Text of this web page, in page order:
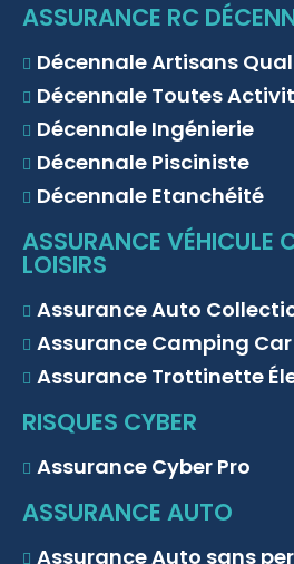
ASSURANCE RC
Décennale Artisans
Décennale Toutes
Décennale Ingénierie
Décennale Pisciniste
Décennale Etanchéité
ASSURANCE VÉHICULE
LOISIRS
Assurance Auto
Assurance Camping Car
Assurance Trottinette
RISQUES CYBER
Assurance Cyber Pro
ASSURANCE AUTO
Assurance Auto sans